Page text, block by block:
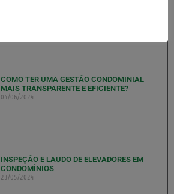
COMO TER UMA GESTÃO CONDOMINIAL
MAIS TRANSPARENTE E EFICIENTE?
04/06/2024
INSPEÇÃO E LAUDO DE ELEVADORES EM
CONDOMÍNIOS
23/05/2024